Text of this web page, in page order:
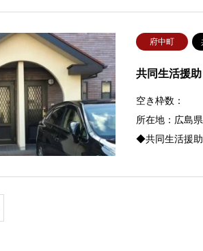
府中町
共同生活援
空き枠数：
所在地：広島
◆共同生活援助